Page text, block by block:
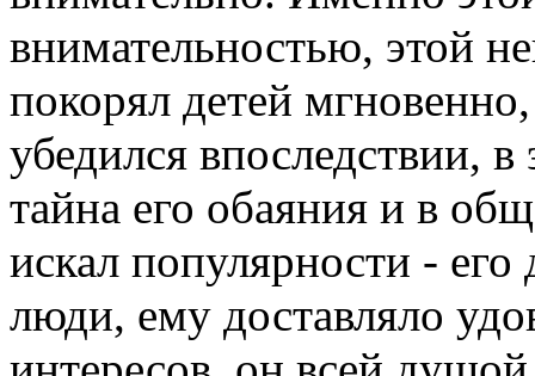
внимательностью, этой
покорял детей
убедился впоследствии,
тайна его обаяния и в
искал популярности - его
люди, ему доставляло